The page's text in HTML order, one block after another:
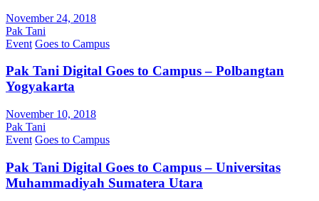
November 24, 2018
Pak Tani
Event Goes to Campus
Pak Tani Digital Goes to Campus – Polbangtan
Yogyakarta
November 10, 2018
Pak Tani
Event Goes to Campus
Pak Tani Digital Goes to Campus – Universitas
Muhammadiyah Sumatera Utara